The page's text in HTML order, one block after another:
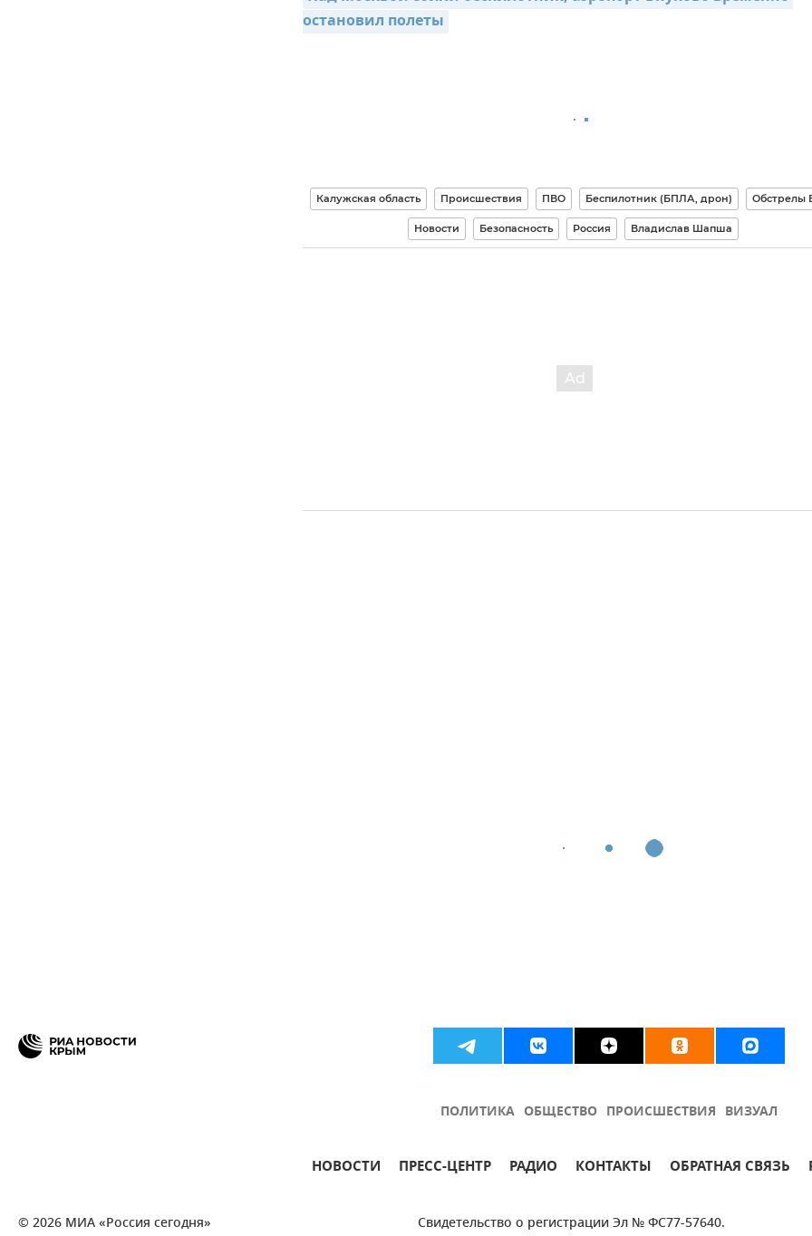
остановил полеты
Калужская область Происшествия ПВО Беспилотник (БПЛА, дрон) Обстрелы
Новости Безопасность Россия Владислав Шапша
ПОЛИТИКА ОБЩЕСТВО ПРОИСШЕСТВИЯ ВИЗУАЛ
НОВОСТИ ПРЕСС-ЦЕНТР РАДИО КОНТАКТЫ ОБРАТНАЯ СВЯЗЬ
© 2026 МИА «Россия сегодня»
Свидетельство о регистрации Эл № ФС77-57640.